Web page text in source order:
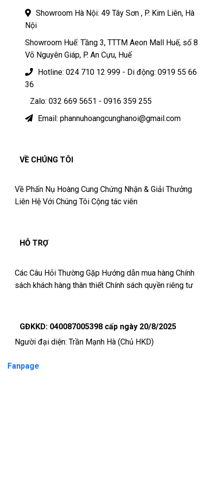
Showroom Hà Nội: 49 Tây Sơn , P. Kim Liên, Hà
Nội
Showroom Huế: Tầng 3, TTTM Aeon Mall Huế, số 8
Võ Nguyên Giáp, P. An Cựu, Huế
Hotline: 024 710 12 999 - Di động: 0919 55 66
36
Zalo: 032 669 5651 - 0916 359 255
Email: phannuhoangcunghanoi@gmail.com
VỀ CHÚNG TÔI
Về Phấn Nụ Hoàng Cung Chứng Nhận & Giải Thưởng
Liên Hệ Với Chúng Tôi Cộng tác viên
HỖ TRỢ
Các Câu Hỏi Thường Gặp Hướng dẫn mua hàng Chính
sách khách hàng thân thiết Chính sách quyền riêng tư
GĐKKD: 040087005398 cấp ngày 20/8/2025
Người đại diện: Trần Mạnh Hà (Chủ HKD)
Fanpage